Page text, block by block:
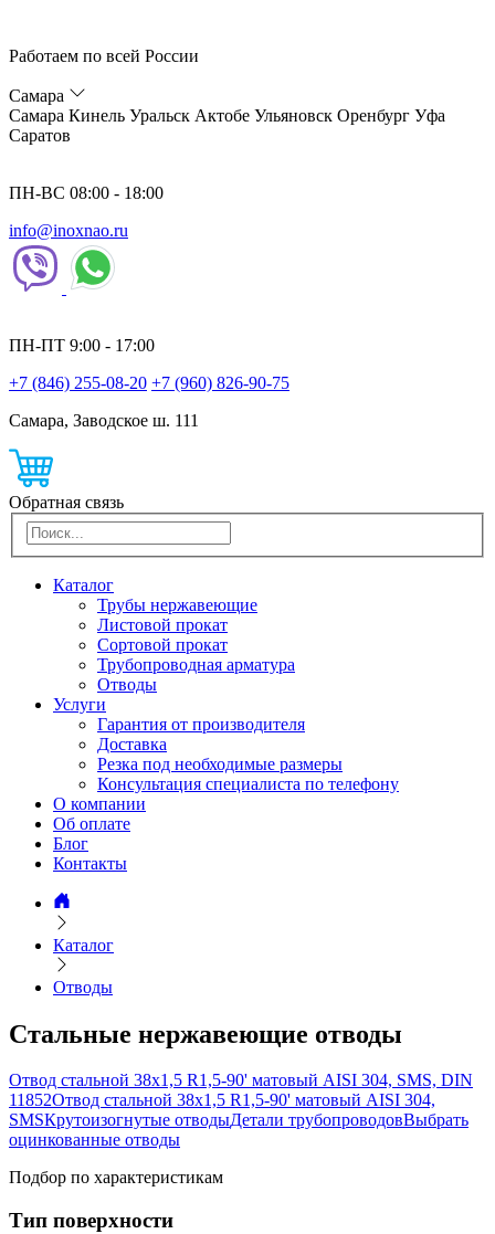
Работаем по всей России
Самара
Самара Кинель Уральск Актобе Ульяновск Оренбург Уфа
Саратов
ПН-ВС 08:00 - 18:00
info@inoxnao.ru
ПН-ПТ 9:00 - 17:00
+7 (846) 255-08-20 +7 (960) 826-90-75
Самара, Заводское ш. 111
Обратная связь
Каталог
Трубы нержавеющие
Листовой прокат
Сортовой прокат
Трубопроводная арматура
Отводы
Услуги
Гарантия от производителя
Доставка
Резка под необходимые размеры
Консультация специалиста по телефону
О компании
Об оплате
Блог
Контакты
Каталог
Отводы
Стальные нержавеющие отводы
Отвод стальной 38х1,5 R1,5-90' матовый AISI 304, SMS, DIN
11852Отвод стальной 38х1,5 R1,5-90' матовый AISI 304,
SMSКрутоизогнутые отводыДетали трубопроводовВыбрать
оцинкованные отводы
Подбор по характеристикам
Тип поверхности